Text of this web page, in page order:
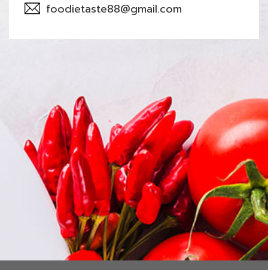
foodietaste88@gmail.com